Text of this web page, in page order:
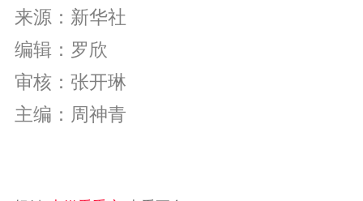
来源：新华社
编辑：罗欣
审核：张开琳
主编：周神青